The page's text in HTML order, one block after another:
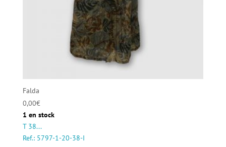
Falda
0,00€
1 en stock
T 38...
Ref.: 5797-1-20-38-I